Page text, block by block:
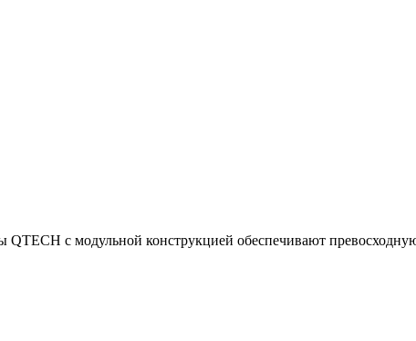
с модульной конструкцией обеспечивают